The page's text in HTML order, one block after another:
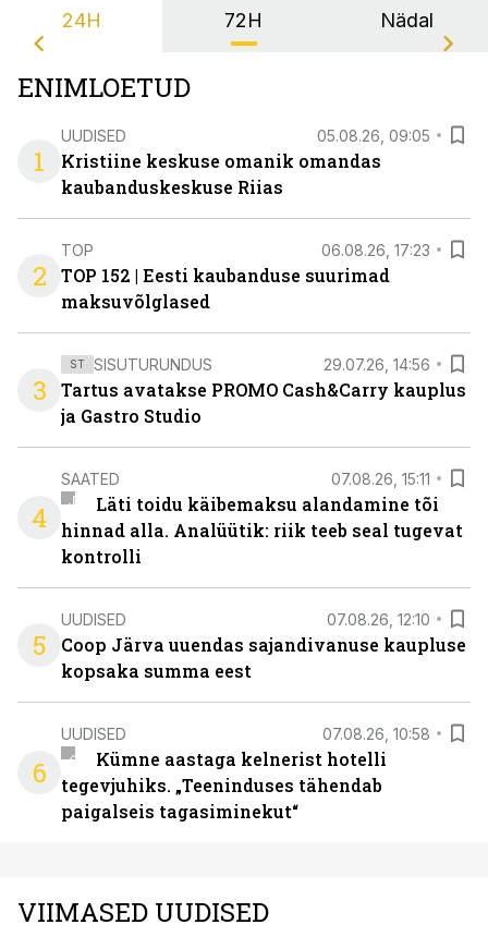
24H 72H Nädal
ENIMLOETUD
1
UUDISED 05.08.26, 09:05
Kristiine keskuse omanik omandas
kaubanduskeskuse Riias
2
TOP 06.08.26, 17:23
TOP 152 | Eesti kaubanduse suurimad
maksuvõlglased
3
ST SISUTURUNDUS 29.07.26, 14:56
Tartus avatakse PROMO Cash&Carry kauplus
ja Gastro Studio
4
SAATED 07.08.26, 15:11
Läti toidu käibemaksu alandamine tõi
hinnad alla. Analüütik: riik teeb seal tugevat
kontrolli
5
UUDISED 07.08.26, 12:10
Coop Järva uuendas sajandivanuse kaupluse
kopsaka summa eest
6
UUDISED 07.08.26, 10:58
Kümne aastaga kelnerist hotelli
tegevjuhiks. „Teeninduses tähendab
paigalseis tagasiminekut“
VIIMASED UUDISED